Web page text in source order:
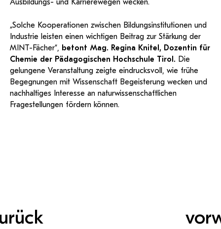
Ausbildungs- und Karrierewegen wecken.
„Solche Kooperationen zwischen Bildungsinstitutionen und
Industrie leisten einen wichtigen Beitrag zur Stärkung der
MINT-Fächer“, betont Mag. Regina Knitel, Dozentin für
Chemie der Pädagogischen Hochschule Tirol. Die
gelungene Veranstaltung zeigte eindrucksvoll, wie frühe
Begegnungen mit Wissenschaft Begeisterung wecken und
nachhaltiges Interesse an naturwissenschaftlichen
Fragestellungen fördern können.